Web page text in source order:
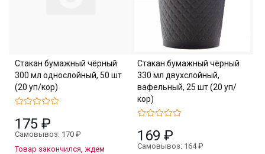
Стакан бумажный чёрный
300 мл однослойный, 50 шт
(20 уп/кор)
175 ₽
Самовывоз: 170 ₽
Товар закончился, ждем
Стакан бумажный чёрный
330 мл двухслойный,
вафельный, 25 шт (20 уп/
кор)
169 ₽
Самовывоз: 164 ₽